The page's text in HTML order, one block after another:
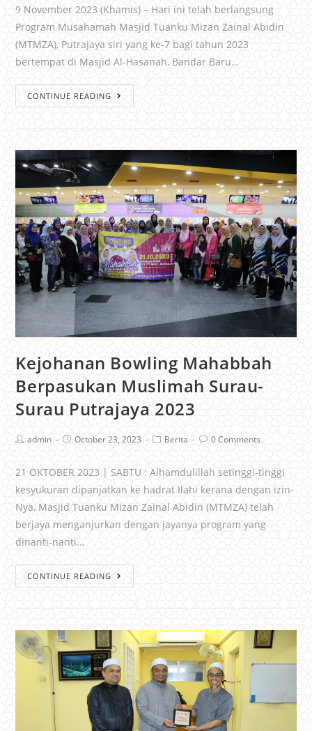
9 November 2023 (Khamis) – Hari ini telah berlangsung
Program Musahamah Masjid Tuanku Mizan Zainal Abidin
(MTMZA), Putrajaya siri yang ke-7 bagi tahun 2023
bertempat di Masjid Al-Hasanah, Bandar Baru…
CONTINUE READING
Kejohanan Bowling Mahabbah
Berpasukan Muslimah Surau-
Surau Putrajaya 2023
admin October 23, 2023 Berita 0 Comments
21 OKTOBER 2023 | SABTU : Alhamdulillah setinggi-tinggi
kesyukuran dipanjatkan ke hadrat Ilahi kerana dengan izin-
Nya, Masjid Tuanku Mizan Zainal Abidin (MTMZA) telah
berjaya menganjurkan dengan jayanya program yang
dinanti-nanti…
CONTINUE READING